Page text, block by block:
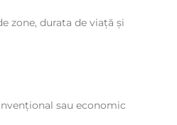
zone, durata de viață și
sau economic